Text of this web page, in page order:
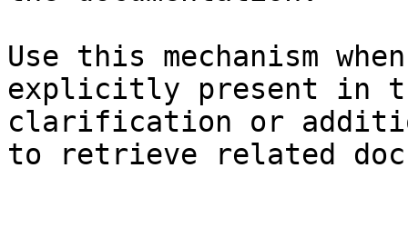
Use this mechanism
explicitly present in
clarification or